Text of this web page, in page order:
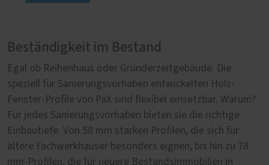
Beständigkeit im Bestand
Egal ob Reihenhaus oder Gründerzeitgebäude. Die
speziell für Sanierungsvorhaben entwickelten Holz-
Fenster-Profile von PaX sind flexibel einsetzbar. Warum?
Für jedes Sanierungsvorhaben bieten sie die richtige
Einbautiefe. Von 58 mm starken Profilen, die sich für
ältere Fachwerkhäuser besonders eignen, bis hin zu 78
mm-Profilen, die für neuere Bestandsimmobilien in
Nachhaltig im Neubau
Nachhaltigkeit spielt beim Bau neuer Häuser eine
wichtige Rolle. Erneuerbare Energien, effiziente
Heiztechnik und moderne Dämmstoffe gehören zum
Standard. Unsere Holz-Fenster von PaX sind eine ideale
Ergänzung. Sie entstehen aus einem nachwachsendem
Rohstoff, der C02 speichert und tragen mit einer 3-fach
Wärmeschutzverglasung deutlich zum Energiesparen bei.
Authentisch im Altbau
Mit authentischen Fenstern erstrahlen altehrwürdige
Fassaden wieder im Glanz vergangener Tage. Doch nicht
nur ein originalgetreues Aussehen ist im Fachwerk,
Altbau oder Baudenkmal von besonderer Bedeutung.
Wer im Altbau wohnt, möchte genauso sicher,
energieeffizient und komfortabel leben wie im Neubau.
Unsere altbau- und denkmalgerechten Holz-Fenster von